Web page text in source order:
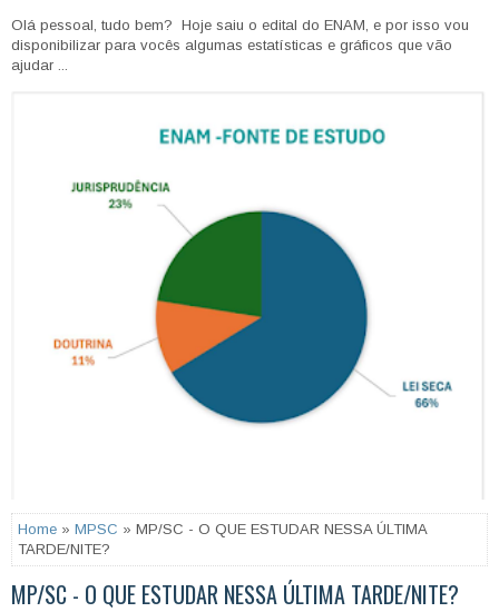
Olá pessoal, tudo bem? Hoje saiu o edital do ENAM, e por isso vou
disponibilizar para vocês algumas estatísticas e gráficos que vão
ajudar ...
Home » MPSC » MP/SC - O QUE ESTUDAR NESSA ÚLTIMA
TARDE/NITE?
MP/SC - O QUE ESTUDAR NESSA ÚLTIMA TARDE/NITE?